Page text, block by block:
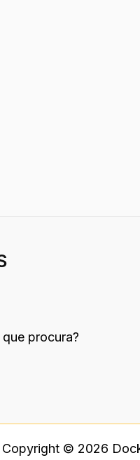
procura?
Copyright © 2026